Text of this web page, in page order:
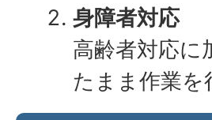
身障者対応
高齢者対応に
たまま作業